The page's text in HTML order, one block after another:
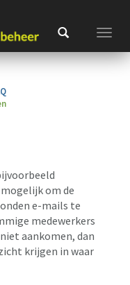
om de
e-mails te
medewerkers
aankomen, dan
krijgen in waar